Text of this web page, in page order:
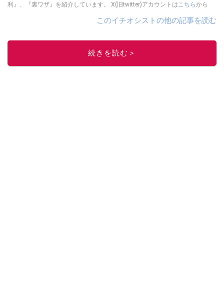
利』、『裏ワザ』を紹介しています。 X(旧twitter)アカウントはこちらから
このイチオシストの他の記事を読む
続きを読む＞